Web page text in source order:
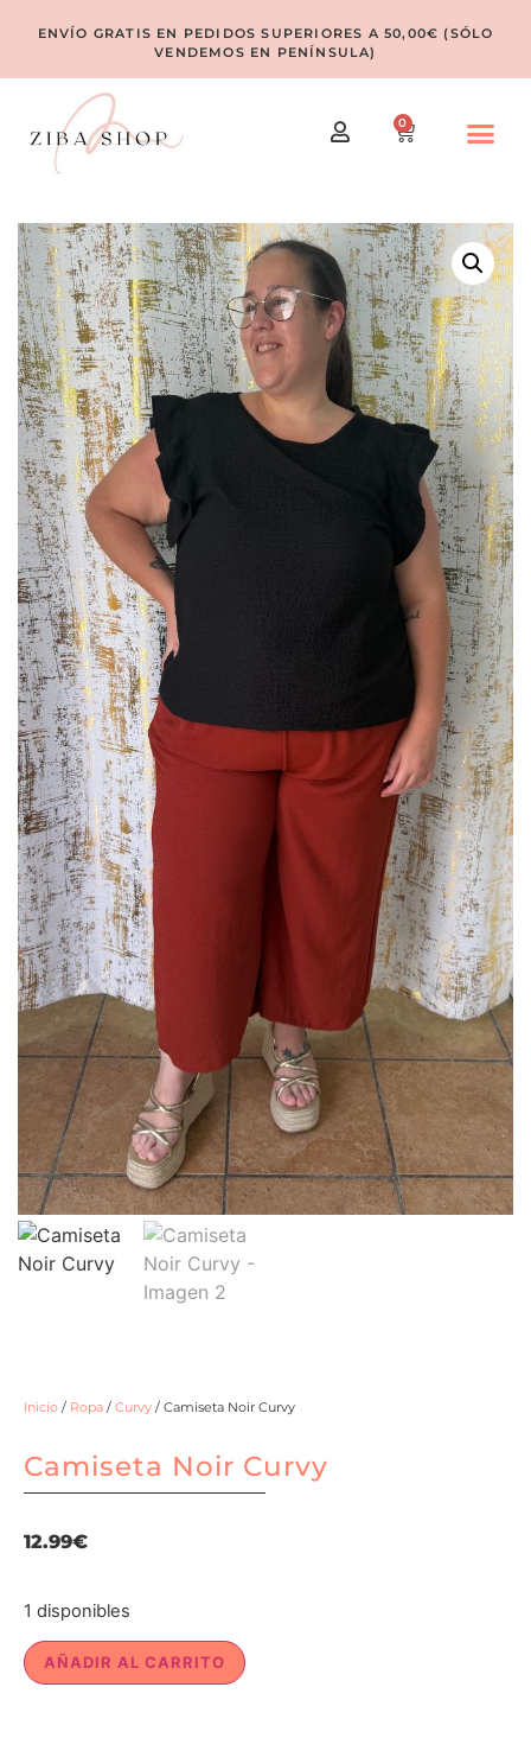
ENVÍO GRATIS EN PEDIDOS SUPERIORES A 50,00€ (SÓLO
VENDEMOS EN PENÍNSULA)
0
Inicio / Ropa / Curvy / Camiseta Noir Curvy
Camiseta Noir Curvy
12.99€
1 disponibles
AÑADIR AL CARRITO